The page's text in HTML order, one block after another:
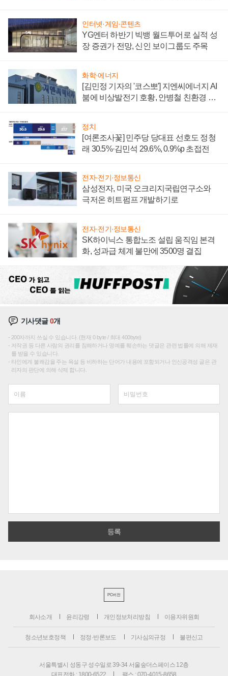
인터넷·게임·콘텐츠
YG엔터 하반기 빅뱅 월드투어로 실적 성
장 증권가 전망, 신인 보이그룹도 주목
화학·에너지
[김민정 기자의 '코스뽀'] 지엔씨에너지 AI
붐에 비상발전기 호황, 안병철 친환경 에
정치
[여론조사꽃] 민주당 당대표 선호도 정청
래 30.5%·김민석 29.6%, 0.9%p 초접전
전자·전기·정보통신
삼성전자, 미국 오크리지국립연구소와
극저온 히트펌프 개발하기로
전자·전기·정보통신
SK하이닉스 통합노조 설립 움직임 본격
화, 성과급 체계 불만에 3500명 결집
기사댓글0개
200자까지 쓰실 수 있습니다. (현재 0 byte / 최대 400byte)
저작권 등 다른 사람의 권리를 침해하거나 명예를 훼손하는 댓글은 관련 법률에 의해 제재
를 받을 수 있습니다.
타인에게 불쾌감을 주는 욕설 등 비하하는 단어가 내용에 포함되거나 인신공격성 글은 관
리자의 판단에 의해 삭제 합니다.
PC버전
회사소개 윤리강령 개인정보처리방침 이용자위원회
청소년보호정책 정정·반론보도 기사심의규정 불편신고
서울특별시 성동구 성수일로 39-34 서울숲더스페이스 12층
대표전화 : 1800-6522
팩스 : 070-4015-8658